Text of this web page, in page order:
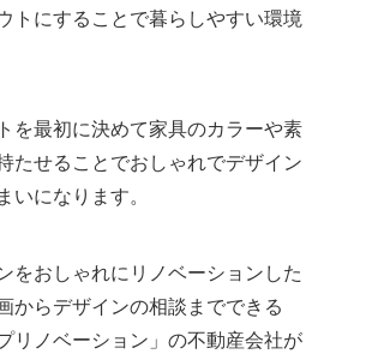
トにすることで暮らしやすい環境
を最初に決めて家具のカラーや素
たせることでおしゃれでデザイン
いになります。
をおしゃれにリノベーションした
からデザインの相談までできる
リノベーション」の不動産会社が